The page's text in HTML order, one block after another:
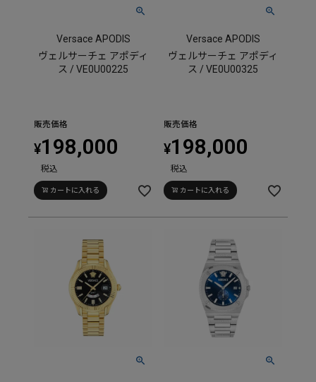
Versace APODIS
ヴェルサーチェ アポディ
ス / VE0U00225
販売価格
¥198,000
税込
カートに入れる
Versace APODIS
ヴェルサーチェ アポディ
ス / VE0U00325
販売価格
¥198,000
税込
カートに入れる